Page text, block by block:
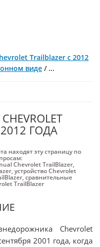
Trailblazer с 2012
виде / ...
2012 ГОДА
находят эту страницу по
Chevrolet TrailBlazer,
,устройство Chevrolet
,сравнительные
TrailBlazer
Chevrolet
2001 года, когда